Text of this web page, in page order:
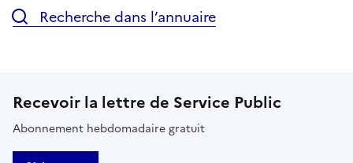
Recherche dans l’annuaire
Recevoir la lettre de Service Public
Abonnement hebdomadaire gratuit